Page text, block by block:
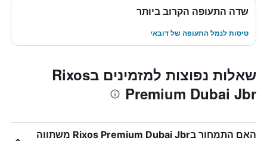
שדה התעופה הקרוב ביותר
טיסות לנמל התעופה של דובאי
שאלות נפוצות למזמינים בRixos
Premium Dubai Jbr
האם התמחור בRixos Premium Dubai Jbr משתווה